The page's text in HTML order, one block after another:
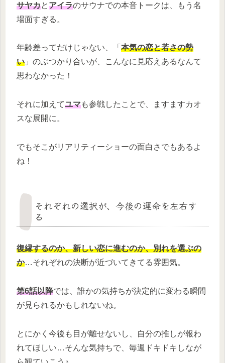
サヤカとアイラのサウナでの本音トークは、もう名
場面すぎる。
年齢差ってだけじゃない、「 本気の恋と若さの勢
い 」のぶつかり合いが、こんなに見応えあるなんて
思わなかった！
それに加えてユマも参戦したことで、ますますカオ
スな展開に。
でもそこがリアリティーショーの面白さでもあるよ
ね！
それぞれの選択が、今後の運命を左右す
る
復縁するのか、新しい恋に進むのか、別れを選ぶの
か…それぞれの決断が近づいてきてる雰囲気。
第6話以降では、誰かの気持ちが決定的に変わる瞬間
が見られるかもしれないね。
とにかく今後も目が離せないし、自分の推しが報わ
れてほしい…そんな気持ちで、毎週ドキドキしなが